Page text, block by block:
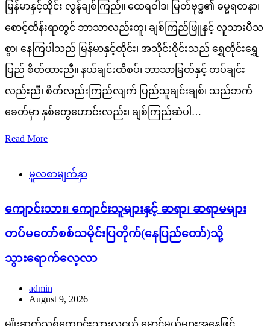
မြန်မာနှင့်ထိုင်း လွန်ချစ်ကြည်။ ထေရဝါဒ၊ မြတ်ဗုဒ္ဓ၏ ဓမ္မရတနာ၊
စောင့်ထိန်းရာတွင် ဘာသာလည်းတူ၊ ချစ်ကြည်ဖြူနှင့် လူသားပီသ
စွာ၊ နေကြပါသည် မြန်မာနှင့်ထိုင်း၊ အသိုင်းဝိုင်းသည် ရွှေတိုင်းရွှေ
ပြည် စိတ်ထားညီ။ နယ်ချင်းထိစပ်၊ ဘာသာမြတ်နှင့် တပ်ချင်း
လည်းညီ၊ စိတ်လည်းကြည်လျက် ပြည်သူချင်းချစ်၊ သည်ဘက်
ခေတ်မှာ နှစ်တွေဟောင်းလည်း၊ ချစ်ကြည်ဆဲပါ…
Read More
မူလစာမျက်နှာ
ကျောင်းသား၊ ကျောင်းသူများနှင့် ဆရာ၊ ဆရာမများ
တပ်မတော်စစ်သမိုင်းပြတိုက်(နေပြည်တော်)သို့
သွားရောက်လေ့လာ
admin
August 9, 2026
မျိုးဆက်သစ်ကျောင်းသားလူငယ် မောင်မယ်များအနေဖြင့်